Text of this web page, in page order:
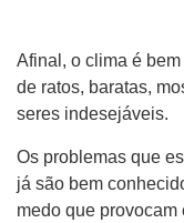
Afinal, o clima é
de ratos, baratas,
seres indesejáveis.
Os problemas que
já são bem
medo que